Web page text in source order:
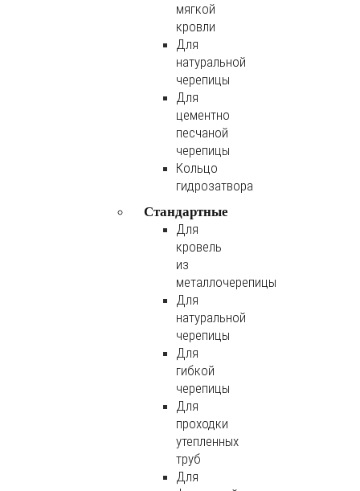
мягкой
кровли
Для
натуральной
черепицы
Для
цементно
песчаной
черепицы
Кольцо
гидрозатвора
Стандартные
Для
кровель
из
металлочерепицы
Для
натуральной
черепицы
Для
гибкой
черепицы
Для
проходки
утепленных
труб
Для